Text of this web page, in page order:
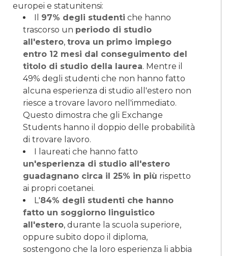
europei e statunitensi:
97% degli studenti che hanno
trascorso un periodo di studio
all'estero, trova un primo impiego
entro 12 mesi dal conseguimento del
titolo di studio della laurea. Mentre il
49% degli studenti che non hanno fatto
alcuna esperienza di studio all'estero non
riesce a trovare lavoro nell'immediato.
Questo dimostra che gli Exchange
Students hanno il doppio delle probabilità
di trovare lavoro.
I laureati che hanno fatto
un'esperienza di studio all'estero
guadagnano circa il 25% in più rispetto
ai propri coetanei.
L'84% degli studenti che hanno
fatto un soggiorno linguistico
all'estero, durante la scuola superiore,
oppure subito dopo il diploma,
sostengono che la loro esperienza li abbia